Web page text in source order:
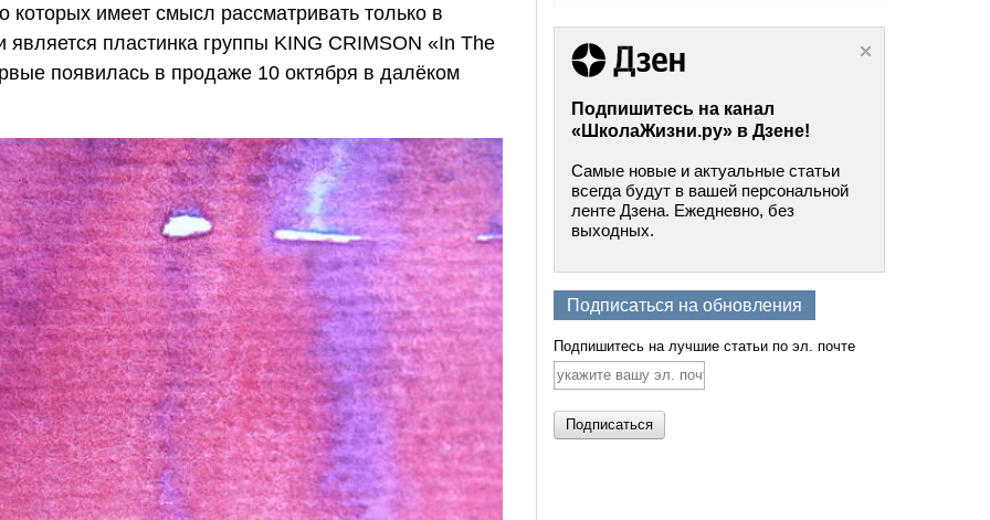
имеет смысл рассматривать только в
пластинка группы KING CRIMSON «In The
появилась в продаже 10 октября в далёком
Подпишитесь на канал
«ШколаЖизни.ру» в Дзене!
Самые новые и актуальные статьи
всегда будут в вашей персональной
ленте Дзена. Ежедневно, без
выходных.
Подписаться на обновления
Подпишитесь на лучшие статьи по эл. почте